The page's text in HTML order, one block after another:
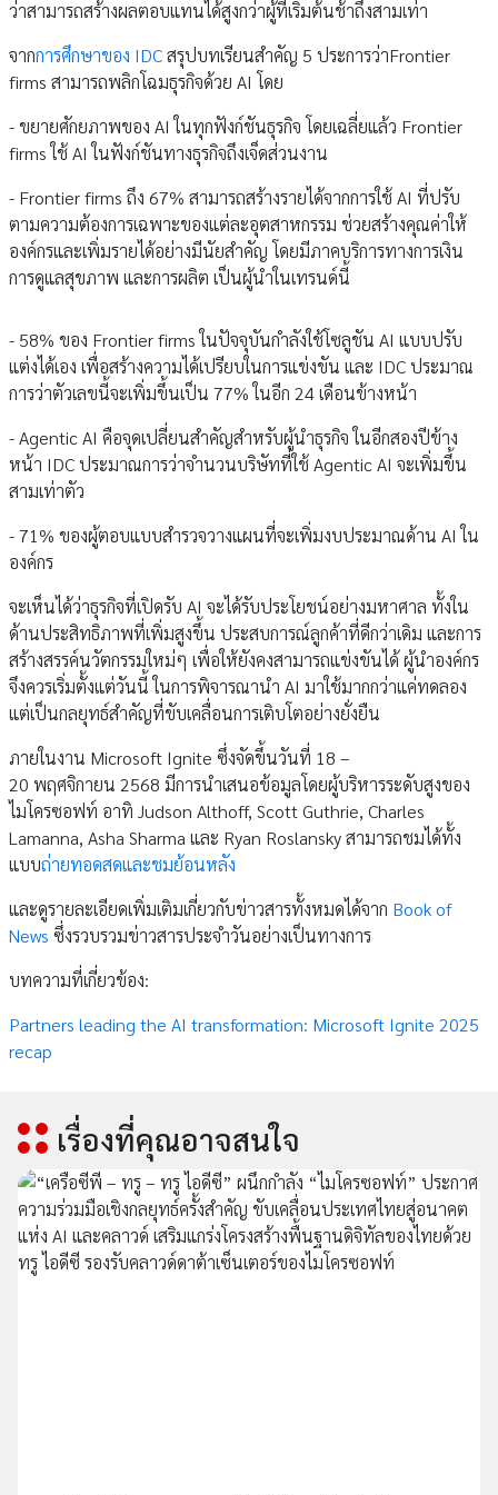
ว่าสามารถสร้างผลตอบแทนได้สูงกว่าผู้ที่เริ่มต้นช้าถึงสามเท่า
จากการศึกษาของ IDCสรุปบทเรียนสำคัญ 5 ประการว่าFrontier
firms สามารถพลิกโฉมธุรกิจด้วย AI โดย
- ขยายศักยภาพของ AI ในทุกฟังก์ชันธุรกิจ โดยเฉลี่ยแล้ว Frontier
firms ใช้ AI ในฟังก์ชันทางธุรกิจถึงเจ็ดส่วนงาน
- Frontier firms ถึง 67% สามารถสร้างรายได้จากการใช้ AI ที่ปรับ
ตามความต้องการเฉพาะของแต่ละอุตสาหกรรม ช่วยสร้างคุณค่าให้
องค์กรและเพิ่มรายได้อย่างมีนัยสำคัญ โดยมีภาคบริการทางการเงิน
การดูแลสุขภาพ และการผลิต เป็นผู้นำในเทรนด์นี้
- 58% ของ Frontier firms ในปัจจุบันกำลังใช้โซลูชัน AI แบบปรับ
แต่งได้เอง เพื่อสร้างความได้เปรียบในการแข่งขัน และ IDC ประมาณ
การว่าตัวเลขนี้จะเพิ่มขึ้นเป็น 77% ในอีก 24 เดือนข้างหน้า
- Agentic AI คือจุดเปลี่ยนสำคัญสำหรับผู้นำธุรกิจ ในอีกสองปีข้าง
หน้า IDC ประมาณการว่าจำนวนบริษัทที่ใช้ Agentic AI จะเพิ่มขึ้น
สามเท่าตัว
- 71% ของผู้ตอบแบบสำรวจวางแผนที่จะเพิ่มงบประมาณด้าน AI ใน
องค์กร
จะเห็นได้ว่าธุรกิจที่เปิดรับ AI จะได้รับประโยชน์อย่างมหาศาล ทั้งใน
ด้านประสิทธิภาพที่เพิ่มสูงขึ้น ประสบการณ์ลูกค้าที่ดีกว่าเดิม และการ
สร้างสรรค์นวัตกรรมใหม่ๆ เพื่อให้ยังคงสามารถแข่งขันได้ ผู้นำองค์กร
จึงควรเริ่มตั้งแต่วันนี้ ในการพิจารณานำ AI มาใช้มากกว่าแค่ทดลอง
แต่เป็นกลยุทธ์สำคัญที่ขับเคลื่อนการเติบโตอย่างยั่งยืน
ภายในงาน Microsoft Ignite ซึ่งจัดขึ้นวันที่ 18 –
20 พฤศจิกายน 2568 มีการนำเสนอข้อมูลโดยผู้บริหารระดับสูงของ
ไมโครซอฟท์ อาทิ Judson Althoff, Scott Guthrie, Charles
Lamanna, Asha Sharma และ Ryan Roslansky สามารถชมได้ทั้ง
แบบถ่ายทอดสดและชมย้อนหลัง
และดูรายละเอียดเพิ่มเติมเกี่ยวกับข่าวสารทั้งหมดได้จาก Book of
News ซึ่งรวบรวมข่าวสารประจำวันอย่างเป็นทางการ
บทความที่เกี่ยวข้อง:
Partners leading the AI transformation: Microsoft Ignite 2025
recap
เรื่องที่คุณอาจสนใจ